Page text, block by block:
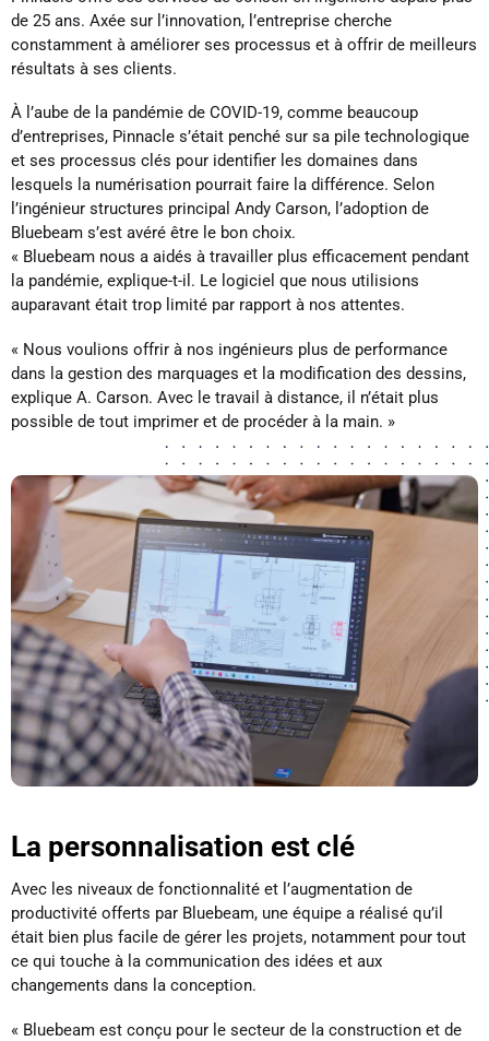
de 25 ans. Axée sur l’innovation, l’entreprise cherche
constamment à améliorer ses processus et à offrir de meilleurs
résultats à ses clients.
À l’aube de la pandémie de COVID-19, comme beaucoup
d’entreprises, Pinnacle s’était penché sur sa pile technologique
et ses processus clés pour identifier les domaines dans
lesquels la numérisation pourrait faire la différence. Selon
l’ingénieur structures principal Andy Carson, l’adoption de
Bluebeam s’est avéré être le bon choix.
« Bluebeam nous a aidés à travailler plus efficacement pendant
la pandémie, explique-t-il. Le logiciel que nous utilisions
auparavant était trop limité par rapport à nos attentes.
« Nous voulions offrir à nos ingénieurs plus de performance
dans la gestion des marquages et la modification des dessins,
explique A. Carson. Avec le travail à distance, il n’était plus
possible de tout imprimer et de procéder à la main. »
La personnalisation est clé
Avec les niveaux de fonctionnalité et l’augmentation de
productivité offerts par Bluebeam, une équipe a réalisé qu’il
était bien plus facile de gérer les projets, notamment pour tout
ce qui touche à la communication des idées et aux
changements dans la conception.
« Bluebeam est conçu pour le secteur de la construction et de